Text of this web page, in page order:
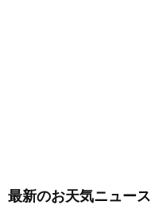
最新のお天気ニュース